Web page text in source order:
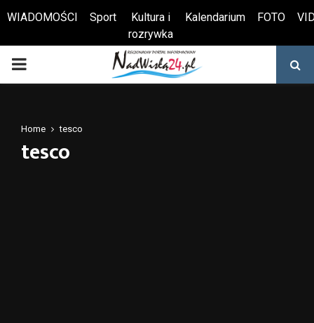
Otwórz pasek narzędzi
WIADOMOŚCI Sport
Kultura i
rozrywka
Kalendarium FOTO
PRIMARY
Home tesco
tesco